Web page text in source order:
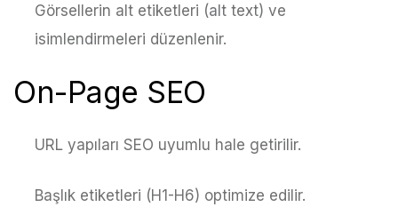
Görsellerin alt etiketleri (alt text) ve
isimlendirmeleri düzenlenir.
On-Page SEO
URL yapıları SEO uyumlu hale getirilir.
Başlık etiketleri (H1-H6) optimize edilir.